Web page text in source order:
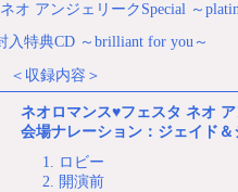
アンジェリークSpecial ～
入特典CD ～brilliant for you～
＜収録内容＞
ネオロマンス♥フェスタ ネオ
会場ナレーション：ジェイド＆
ロビー
開演前